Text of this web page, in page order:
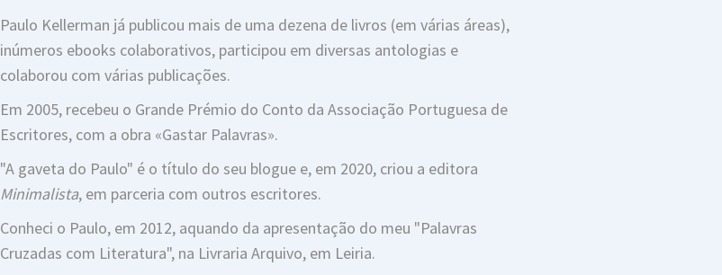
Paulo Kellerman já publicou mais de uma dezena de livros (em várias áreas),
inúmeros ebooks colaborativos, participou em diversas antologias e
colaborou com várias publicações.
Em 2005, recebeu o Grande Prémio do Conto da Associação Portuguesa de
Escritores, com a obra «Gastar Palavras».
"A gaveta do Paulo" é o título do seu blogue e, em 2020, criou a editora
Minimalista, em parceria com outros escritores.
Conheci o Paulo, em 2012, aquando da apresentação do meu "Palavras
Cruzadas com Literatura", na Livraria Arquivo, em Leiria.